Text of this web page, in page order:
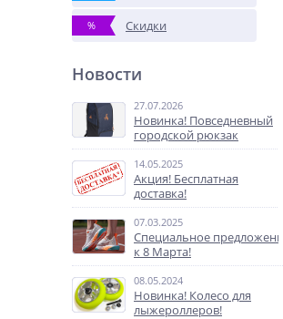
% Скидки
Новости
27.07.2026
Новинка! Повседневный
городской рюкзак
14.05.2025
Акция! Бесплатная
доставка!
07.03.2025
Специальное предложение
к 8 Марта!
08.05.2024
Новинка! Колесо для
лыжероллеров!